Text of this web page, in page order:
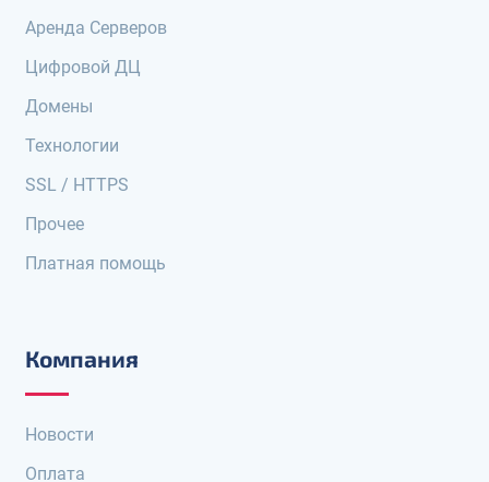
Аренда Серверов
Цифровой ДЦ
Домены
Технологии
SSL / HTTPS
Прочее
Платная помощь
Компания
Новости
Оплата